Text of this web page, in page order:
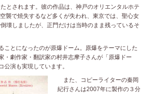
とされます。彼の作品は、神戸のオリエンタルホテ
襲で焼失するなど多くが失われ、東京では、聖心女
壊しましたが、正門だけは当時のまま残っているそ
とになったのが原爆ドーム。原爆をテーマにした
・劇作家・翻訳家の村井志摩子さんが「原爆ドー
公演も実現しています。
また 、コピーライターの秦岡
紀行さんは2007年に製作の３分